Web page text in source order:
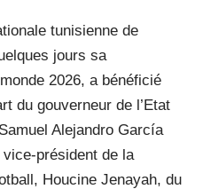
tunisienne de
jours sa
2026, a bénéficié
du gouverneur de l’Etat
Alejandro García
président de la
Houcine Jenayah, du